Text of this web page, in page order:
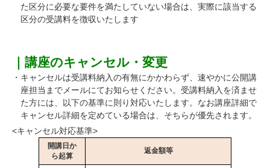
た区分に必要な要件を満たしていない場合は、実際に該当する
区分の受講料を徴収いたします
｜講座のキャンセル・変更
・キャンセルは受講料納入の有無にかかわらず、速やかに公開講
座担当までメールにてお知らせください。受講料納入を済ませ
た方には、以下の基準に則り対応いたします。なお講座詳細で
キャンセル詳細を定めている場合は、そちらが優先されます。
<キャンセル対応基準>
開講日か
ら起算
返金額等